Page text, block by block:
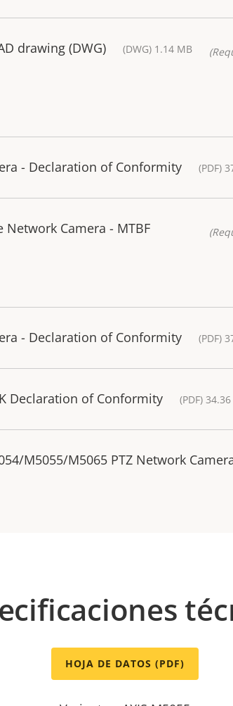
drawing (DWG) (DWG) 1.14 MB
- Declaration of Conformity (PDF)
Network Camera - MTBF
- Declaration of Conformity (PDF)
Declaration of Conformity (PDF)
M5055/M5065 PTZ Network
HOJA DE DATOS (PDF)